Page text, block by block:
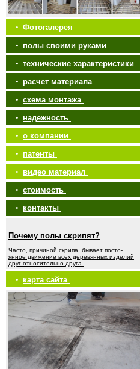
• Фотогалерея
• полы своими руками
• технические характеристики
• расчет материала
• схема монтажа
• надежность
• о компании
• патенты
• видео материал
• стоимость
• контакты
Почему полы скрипят?
Часто, причиной скрипа, бывает посто-
янное движение всех деревянных изделий
друг относительно друга.
• карта сайта